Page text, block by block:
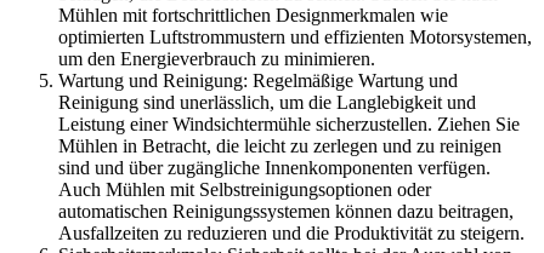
Mühlen mit fortschrittlichen Designmerkmalen wie
optimierten Luftstrommustern und effizienten Motorsystemen,
um den Energieverbrauch zu minimieren.
Wartung und Reinigung: Regelmäßige Wartung und
Reinigung sind unerlässlich, um die Langlebigkeit und
Leistung einer Windsichtermühle sicherzustellen. Ziehen Sie
Mühlen in Betracht, die leicht zu zerlegen und zu reinigen
sind und über zugängliche Innenkomponenten verfügen.
Auch Mühlen mit Selbstreinigungsoptionen oder
automatischen Reinigungssystemen können dazu beitragen,
Ausfallzeiten zu reduzieren und die Produktivität zu steigern.